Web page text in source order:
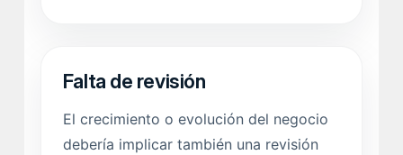
Falta de revisión
El crecimiento o evolución del negocio
debería implicar también una revisión